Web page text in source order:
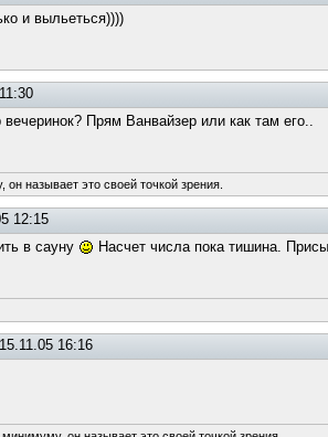
и выльеться))))
Прям Ванвайзер или как там его..
называет это своей точкой зрения.
12:15
в сауну
Насчет числа пока тишина.
16:16